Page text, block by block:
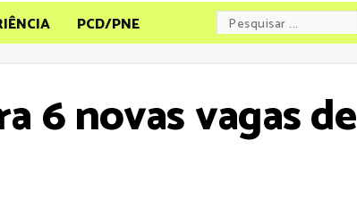
PCD/PNE
6 novas vagas de